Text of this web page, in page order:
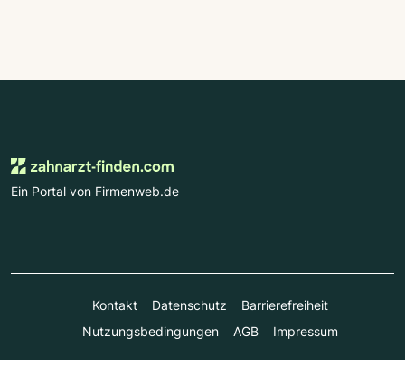
Ein Portal von Firmenweb.de
Kontakt Datenschutz
Barrierefreiheit
Nutzungsbedingungen
AGB Impressum